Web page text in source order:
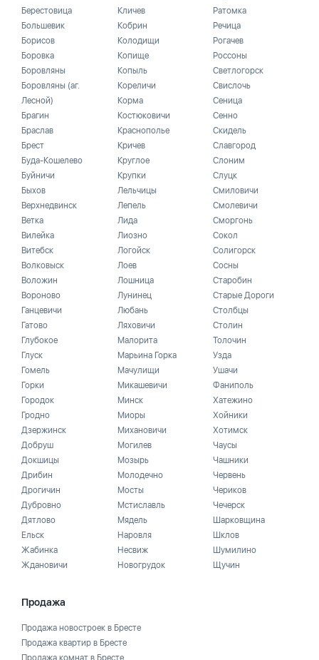
Берестовица
Большевик
Борисов
Боровка
Боровляны
Боровляны (аг.
Лесной)
Брагин
Браслав
Брест
Буда-Кошелево
Буйничи
Быхов
Верхнедвинск
Ветка
Вилейка
Витебск
Волковыск
Воложин
Вороново
Ганцевичи
Гатово
Глубокое
Глуск
Гомель
Горки
Городок
Гродно
Дзержинск
Добруш
Докшицы
Дрибин
Дрогичин
Дубровно
Дятлово
Ельск
Жабинка
Ждановичи
Кличев
Кобрин
Колодищи
Копище
Копыль
Кореличи
Корма
Костюковичи
Краснополье
Кричев
Круглое
Крупки
Лельчицы
Лепель
Лида
Лиозно
Логойск
Лоев
Лошница
Лунинец
Любань
Ляховичи
Малорита
Марьина Горка
Мачулищи
Микашевичи
Минск
Миоры
Михановичи
Могилев
Мозырь
Молодечно
Мосты
Мстиславль
Мядель
Наровля
Несвиж
Новогрудок
Ратомка
Речица
Рогачев
Россоны
Светлогорск
Свислочь
Сеница
Сенно
Скидель
Славгород
Слоним
Слуцк
Смиловичи
Смолевичи
Сморгонь
Сокол
Солигорск
Сосны
Старобин
Старые Дороги
Столбцы
Столин
Толочин
Узда
Ушачи
Фаниполь
Хатежино
Хойники
Хотимск
Чаусы
Чашники
Червень
Чериков
Чечерск
Шарковщина
Шклов
Шумилино
Щучин
Продажа
Продажа новостроек в Бресте
Продажа квартир в Бресте
Продажа комнат в Бресте